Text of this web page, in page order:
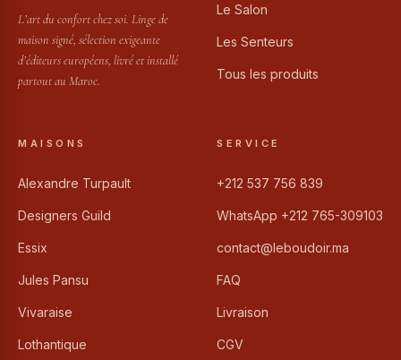
L’art du confort chez soi. Linge de
maison signé, sélection exigeante
d’éditeurs européens, livré et installé
partout au Maroc.
Le Salon
Les Senteurs
Tous les produits
MAISONS
Alexandre Turpault
Designers Guild
Essix
Jules Pansu
Vivaraise
Lothantique
SERVICE
+212 537 756 839
WhatsApp +212 765-309103
contact@leboudoir.ma
FAQ
Livraison
CGV